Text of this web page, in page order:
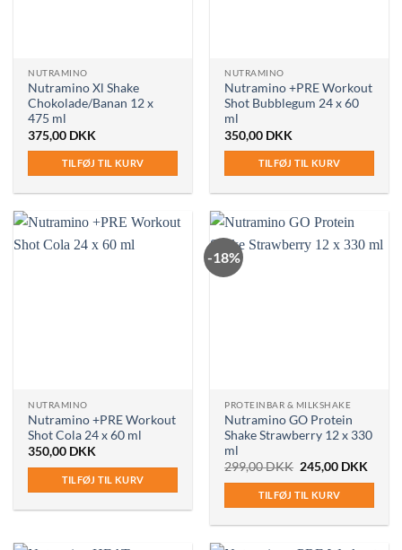
NUTRAMINO
Nutramino Xl Shake
Chokolade/Banan 12 x
475 ml
375,00 DKK
TILFØJ TIL KURV
NUTRAMINO
Nutramino +PRE Workout
Shot Bubblegum 24 x 60
ml
350,00 DKK
TILFØJ TIL KURV
NUTRAMINO
Nutramino +PRE Workout
Shot Cola 24 x 60 ml
350,00 DKK
TILFØJ TIL KURV
-18%
PROTEINBAR & MILKSHAKE
Nutramino GO Protein
Shake Strawberry 12 x 330
ml
299,00DKK Den
oprindelige
pris
var:
299,00 DKK.
245,00 DKK
TILFØJ TIL KURV